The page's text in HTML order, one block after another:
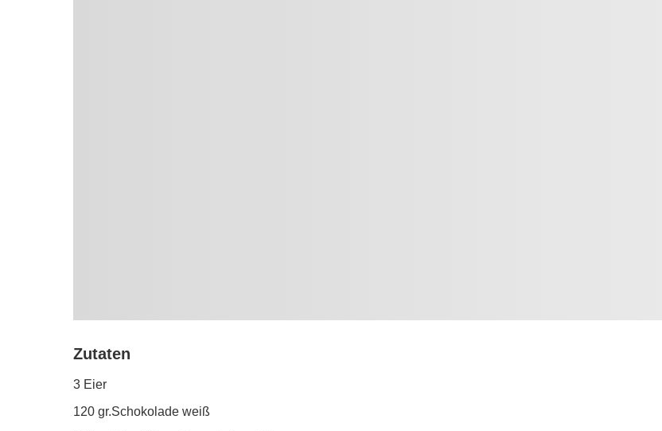
Zutaten
3 Eier
120 gr.Schokolade weiß